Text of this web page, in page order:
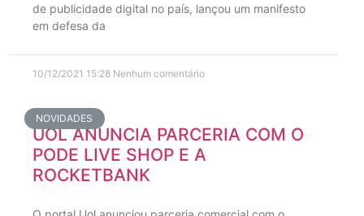
de publicidade digital no país, lançou um manifesto
em defesa da
10/12/2021 15:28 Nenhum comentário
NOVIDADES
UOL ANUNCIA PARCERIA COM O
PODE LIVE SHOP E A
ROCKETBANK